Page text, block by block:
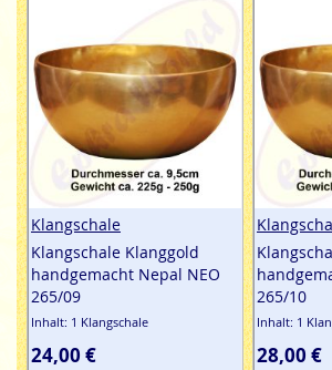
Klangschale
Klangschale Klanggold
handgemacht Nepal NEO
265/09
Inhalt: 1 Klangschale
24,00 €
265/10
Inhalt: 1
28,00 €